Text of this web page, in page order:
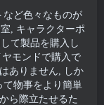
など色々なものが
, キャラクターポ
て製品を購入し
モンドで購入で
ありません, しか
て物事をより簡単
ら際立たせるた